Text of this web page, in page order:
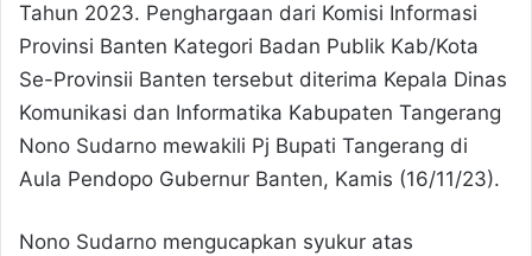
Tahun 2023. Penghargaan dari Komisi Informasi
Provinsi Banten Kategori Badan Publik Kab/Kota
Se-Provinsii Banten tersebut diterima Kepala Dinas
Komunikasi dan Informatika Kabupaten Tangerang
Nono Sudarno mewakili Pj Bupati Tangerang di
Aula Pendopo Gubernur Banten, Kamis (16/11/23).
Nono Sudarno mengucapkan syukur atas